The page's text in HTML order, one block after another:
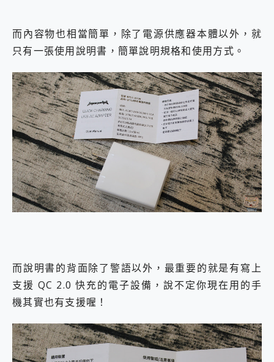
而內容物也相當簡單，除了電源供應器本體以外，就
只有一張使用說明書，簡單說明規格和使用方式。
而說明書的背面除了警語以外，最重要的就是有寫上
支援 QC 2.0 快充的電子設備，說不定你現在用的手
機其實也有支援喔！